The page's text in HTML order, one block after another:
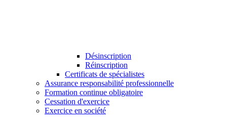
Désinscription
Réinscription
Certificats de spécialistes
Assurance responsabilité professionnelle
Formation continue obligatoire
Cessation d'exercice
Exercice en société